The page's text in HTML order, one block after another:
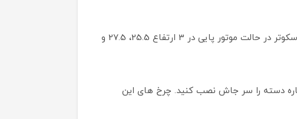
دسته ی این اسکوتر کودک در 3 ارتفاع 62، 68 و 72 سانتیمتر قابل تنظیم میباشد. همچنین نشیمن این اسکوتر در حالت موتور پایی در 3 ارتفاع 25.5، 27.5 و
دسته را سر جاش نصب کنید. چرخ های این